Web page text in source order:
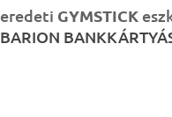
eredeti GYMSTICK
BARION